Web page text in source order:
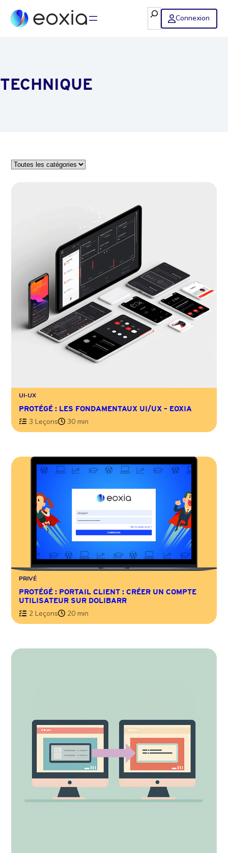
Rechercher
Connexion
TECHNIQUE
UI-UX
PROTÉGÉ : LES FONDAMENTAUX UI/UX – EOXIA
3 Leçons 30 min
PRIVÉ
PROTÉGÉ : PORTAIL CLIENT : CRÉER UN COMPTE
UTILISATEUR SUR DOLIBARR
2 Leçons 20 min